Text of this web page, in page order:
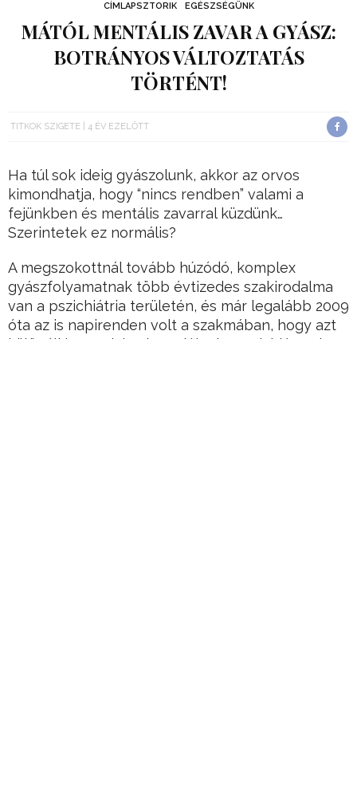
CÍMLAPSZTORIK EGÉSZSÉGÜNK
MÁTÓL MENTÁLIS ZAVAR A GYÁSZ:
BOTRÁNYOS VÁLTOZTATÁS
TÖRTÉNT!
TITKOK SZIGETE 4 ÉV EZELŐTT
Ha túl sok ideig gyászolunk, akkor az orvos
kimondhatja, hogy “nincs rendben” valami a
fejünkben és mentális zavarral küzdünk…
Szerintetek ez normális?
A megszokottnál tovább húzódó, komplex
gyászfolyamatnak több évtizedes szakirodalma
van a pszichiátria területén, és már legalább 2009
óta az is napirenden volt a szakmában, hogy azt
különálló zavarként ismerjék el a pszichiáterek